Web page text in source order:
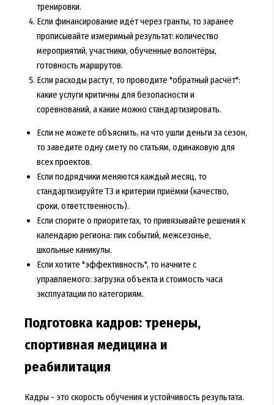
тренировки.
Если финансирование идёт через гранты, то заранее
прописывайте измеримый результат: количество
мероприятий, участники, обученные волонтёры,
готовность маршрутов.
Если расходы растут, то проводите "обратный расчёт":
какие услуги критичны для безопасности и
соревнований, а какие можно стандартизировать.
Если не можете объяснить, на что ушли деньги за сезон,
то заведите одну смету по статьям, одинаковую для
всех проектов.
Если подрядчики меняются каждый месяц, то
стандартизируйте ТЗ и критерии приёмки (качество,
сроки, ответственность).
Если спорите о приоритетах, то привязывайте решения к
календарю региона: пик событий, межсезонье,
школьные каникулы.
Если хотите "эффективность", то начните с
управляемого: загрузка объекта и стоимость часа
эксплуатации по категориям.
Подготовка кадров: тренеры,
спортивная медицина и
реабилитация
Кадры - это скорость обучения и устойчивость результата.